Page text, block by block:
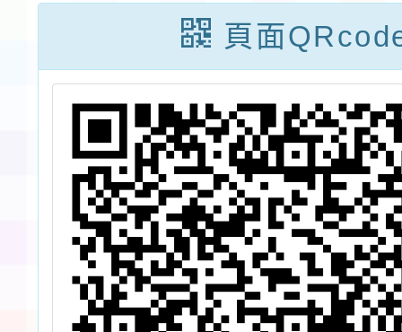
師研習講座活動
之活動計畫書1
份
件期
月31
年11
頁面